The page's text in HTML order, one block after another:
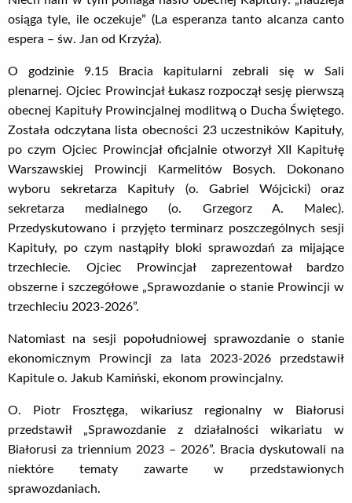
osiąga tyle, ile oczekuje” (La esperanza tanto alcanza canto
espera – św. Jan od Krzyża).
O godzinie 9.15 Bracia kapitularni zebrali się w Sali
plenarnej. Ojciec Prowincjał Łukasz rozpoczął sesję pierwszą
obecnej Kapituły Prowincjalnej modlitwą o Ducha Świętego.
Została odczytana lista obecności 23 uczestników Kapituły,
po czym Ojciec Prowincjał oficjalnie otworzył XII Kapitułę
Warszawskiej Prowincji Karmelitów Bosych. Dokonano
wyboru sekretarza Kapituły (o. Gabriel Wójcicki) oraz
sekretarza medialnego (o. Grzegorz A. Malec).
Przedyskutowano i przyjęto terminarz poszczególnych sesji
Kapituły, po czym nastąpiły bloki sprawozdań za mijające
trzechlecie. Ojciec Prowincjał zaprezentował bardzo
obszerne i szczegółowe „Sprawozdanie o stanie Prowincji w
trzechleciu 2023-2026”.
Natomiast na sesji popołudniowej sprawozdanie o stanie
ekonomicznym Prowincji za lata 2023-2026 przedstawił
Kapitule o. Jakub Kamiński, ekonom prowincjalny.
O. Piotr Frosztęga, wikariusz regionalny w Białorusi
przedstawił „Sprawozdanie z działalności wikariatu w
Białorusi za triennium 2023 – 2026”. Bracia dyskutowali na
niektóre tematy zawarte w przedstawionych
sprawozdaniach.